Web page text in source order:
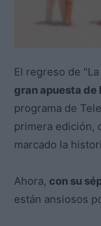
El regreso de
gran apuesta de
programa de
primera edición,
marcado la
Ahora, con su
están ansiosos